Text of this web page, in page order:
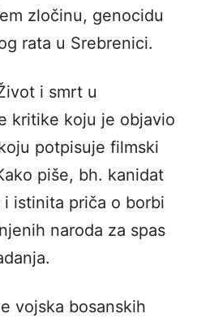
zločinu, genocidu
rata u Srebrenici.
i smrt u
kritike koju je objavio
potpisuje filmski
piše, bh. kanidat
i istinita priča o borbi
naroda za spas
vojska bosanskih